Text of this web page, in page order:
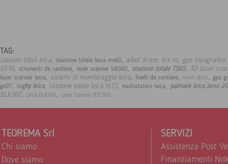
TAG:
stazioni totali leica, stazione totale leica ms60, aibot drone, BLK 3D, gps topografico
GS16, strumenti da cantiere, laser scanner blk360, stazione totale TS60, 3D laser
laser scanner leica, sistemi di monitoraggio leica, livelli da cantiere, livelli ottici, gps
gs07, rugby leica, stazione totale leica ts13, multistation leica, palmare leica zeno 20
BLK360, Leica BLK360, Laser Scanner RTC360.
TEOREMA Srl
Chi siamo
Dove siamo
SERVIZI
Assistenza Post
Finanziamenti